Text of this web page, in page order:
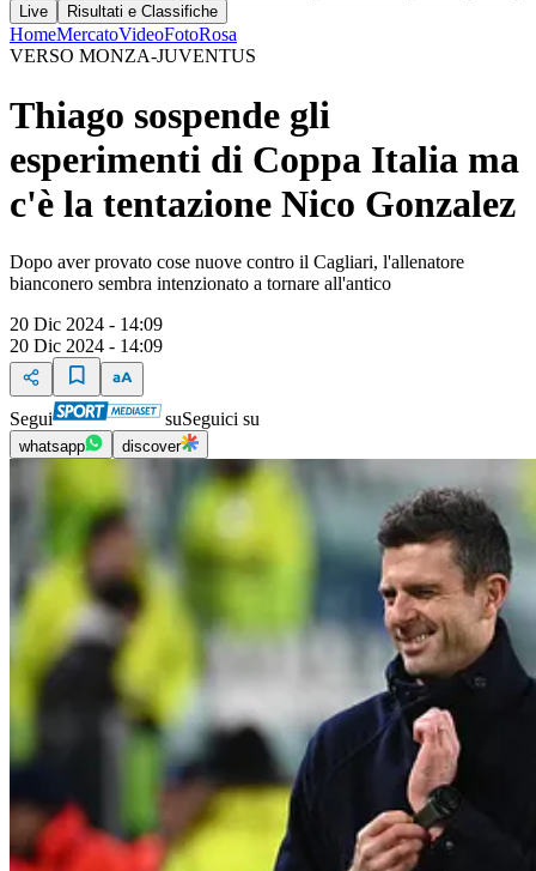
Live
Risultati e Classifiche
HomeMercatoVideoFotoRosa
VERSO MONZA-JUVENTUS
Thiago sospende gli
esperimenti di Coppa Italia ma
c'è la tentazione Nico Gonzalez
Dopo aver provato cose nuove contro il Cagliari, l'allenatore
bianconero sembra intenzionato a tornare all'antico
20 Dic 2024 - 14:09
20 Dic 2024 - 14:09
Segui suSeguici su
whatsapp discover